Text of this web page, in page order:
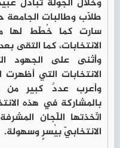
وخلال الجولة تبادل
طلّاب وطالبات الجامعة
سارت كما خُطّط لها
الانتخابات، كما التقى
وأثنى على الجهود
الانتخابات التي
وأعرب عددٌ كبير من
بالمشاركة في هذه
اتّخذتها اللّجان
الانتخابيّ بيُسرٍ وسهولة.